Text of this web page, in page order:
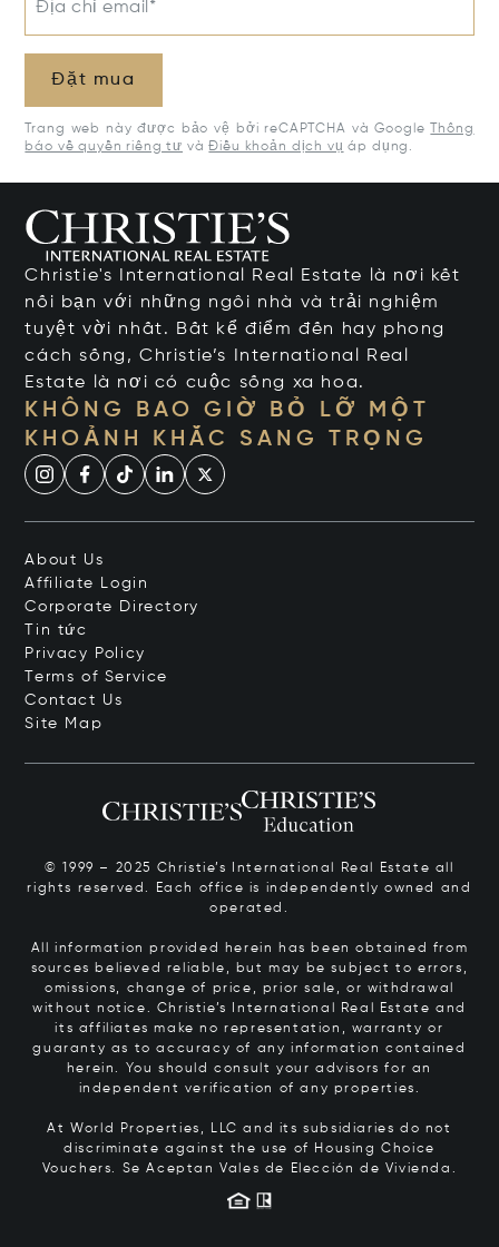
Địa chỉ email*
Đặt mua
Trang web này được bảo vệ bởi reCAPTCHA và Google
Thông
báo về quyền riêng tư vàĐiều khoản dịch vụ áp dụng.
Christie's International Real Estate là nơi kết
nối bạn với những ngôi nhà và trải nghiệm
tuyệt vời nhất. Bất kể điểm đến hay phong
cách sống, Christie’s International Real
Estate là nơi có cuộc sống xa hoa.
KHÔNG BAO GIỜ BỎ LỠ MỘT
KHOẢNH KHẮC SANG TRỌNG
About Us
Affiliate Login
Corporate Directory
Tin tức
Privacy Policy
Terms of Service
Contact Us
Site Map
© 1999 – 2025 Christie’s International Real Estate all
rights reserved. Each office is independently owned and
operated.
All information provided herein has been obtained from
sources believed reliable, but may be subject to errors,
omissions, change of price, prior sale, or withdrawal
without notice. Christie’s International Real Estate and
its affiliates make no representation, warranty or
guaranty as to accuracy of any information contained
herein. You should consult your advisors for an
independent verification of any properties.
At World Properties, LLC and its subsidiaries do not
discriminate against the use of Housing Choice
Vouchers. Se Aceptan Vales de Elección de Vivienda.